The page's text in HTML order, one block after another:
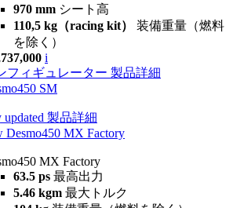
970 mm シート高
110,5 kg（racing kit） 装備重量（燃料
を除く）
i
フィギュレーター 製品詳細
SM
updated 製品詳細
Desmo450 MX Factory
MX Factory
63.5 ps 最高出力
5.46 kgm 最大トルク